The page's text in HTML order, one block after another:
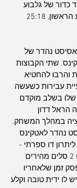
כדור של גלבוע
נהדר של
שתי הקבוצות
והרבו להחטיא
עבירות כשעשה
בשלב מוקדם
הראל דדון
במהלך המשחק.
נהדר לאטקינס
דו ספרתי -
29:18. המקומיים קלעו 2 סלים מהירים
זמן שלאחריו
לו ידית טובה וקלע